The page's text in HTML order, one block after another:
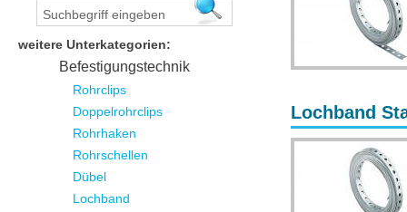
Lochband
weitere Unterkategorien:
Befestigungstechnik
Rohrclips
Doppelrohrclips
Rohrhaken
Rohrschellen
Dübel
Lochband